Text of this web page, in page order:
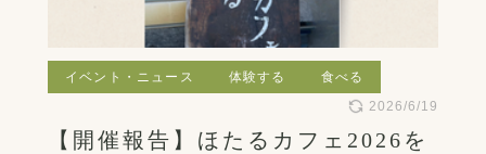
イベント・ニュース 体験する
食べる
2026/6/19
【開催報告】ほたるカフェ2026を